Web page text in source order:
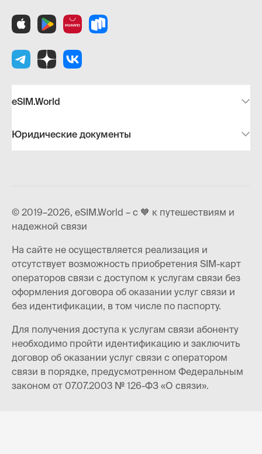
eSIM.World
Юридические документы
© 2019–2026, eSIM.World – с 🧡 к путешествиям и
надежной связи
На сайте не осуществляется реализация и
отсутствует возможность приобретения SIM-карт
операторов связи с доступом к услугам связи без
оформления договора об оказании услуг связи и
без идентификации, в том числе по паспорту.
Для получения доступа к услугам связи абоненту
необходимо пройти идентификацию и заключить
договор об оказании услуг связи с оператором
связи в порядке, предусмотренном Федеральным
законом от 07.07.2003 № 126-ФЗ «О связи».